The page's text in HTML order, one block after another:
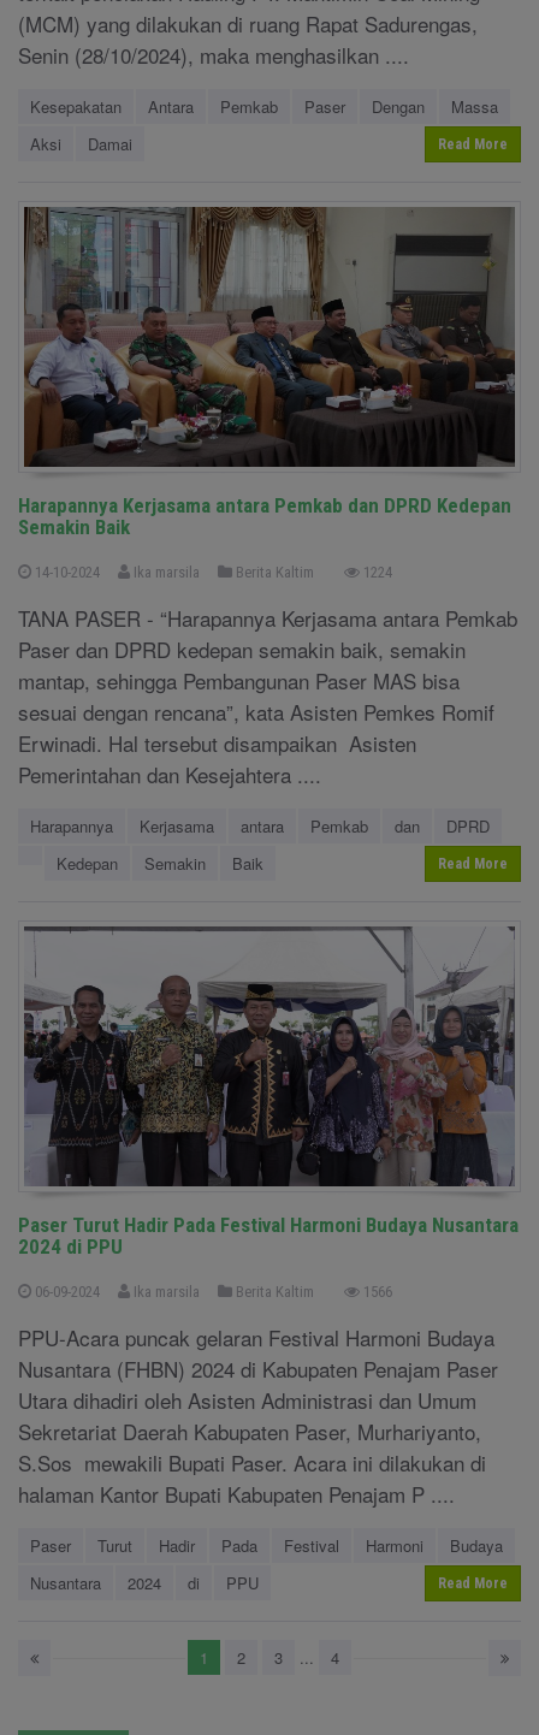
(MCM) yang dilakukan di ruang Rapat Sadurengas,
Senin (28/10/2024), maka menghasilkan ....
Kesepakatan Antara Pemkab Paser Dengan
Massa
Aksi
Damai Read More
Harapannya Kerjasama antara Pemkab dan DPRD Kedepan
Semakin Baik
14-10-2024 Ika marsila Berita Kaltim 1224
TANA PASER - “Harapannya Kerjasama antara Pemkab
Paser dan DPRD kedepan semakin baik, semakin
mantap, sehingga Pembangunan Paser MAS bisa
sesuai dengan rencana”, kata Asisten Pemkes Romif
Erwinadi. Hal tersebut disampaikan Asisten
Pemerintahan dan Kesejahtera ....
Harapannya Kerjasama antara Pemkab dan
DPRD
Kedepan
Semakin Baik Read More
Paser Turut Hadir Pada Festival Harmoni Budaya Nusantara
2024 di PPU
06-09-2024 Ika marsila Berita Kaltim 1566
PPU-Acara puncak gelaran Festival Harmoni Budaya
Nusantara (FHBN) 2024 di Kabupaten Penajam Paser
Utara dihadiri oleh Asisten Administrasi dan Umum
Sekretariat Daerah Kabupaten Paser, Murhariyanto,
S.Sos mewakili Bupati Paser. Acara ini dilakukan di
halaman Kantor Bupati Kabupaten Penajam P ....
Paser Turut Hadir Pada Festival Harmoni
Budaya
Nusantara
2024 di PPU Read More
1 2 3 ... 4